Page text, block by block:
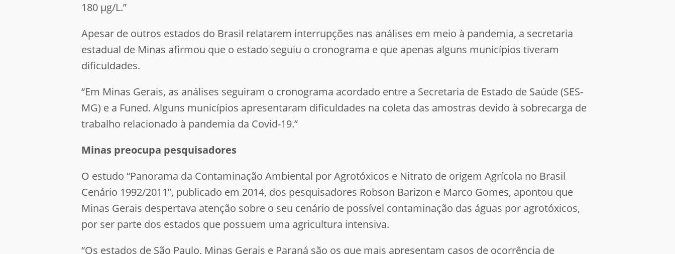
180 μg/L.”
Apesar de outros estados do Brasil relatarem interrupções nas análises em meio à pandemia, a secretaria
estadual de Minas afirmou que o estado seguiu o cronograma e que apenas alguns municípios tiveram
dificuldades.
“Em Minas Gerais, as análises seguiram o cronograma acordado entre a Secretaria de Estado de Saúde (SES-
MG) e a Funed. Alguns municípios apresentaram dificuldades na coleta das amostras devido à sobrecarga de
trabalho relacionado à pandemia da Covid-19.”
Minas preocupa pesquisadores
O estudo “Panorama da Contaminação Ambiental por Agrotóxicos e Nitrato de origem Agrícola no Brasil
Cenário 1992/2011”, publicado em 2014, dos pesquisadores Robson Barizon e Marco Gomes, apontou que
Minas Gerais despertava atenção sobre o seu cenário de possível contaminação das águas por agrotóxicos,
por ser parte dos estados que possuem uma agricultura intensiva.
“Os estados de São Paulo, Minas Gerais e Paraná são os que mais apresentam casos de ocorrência de